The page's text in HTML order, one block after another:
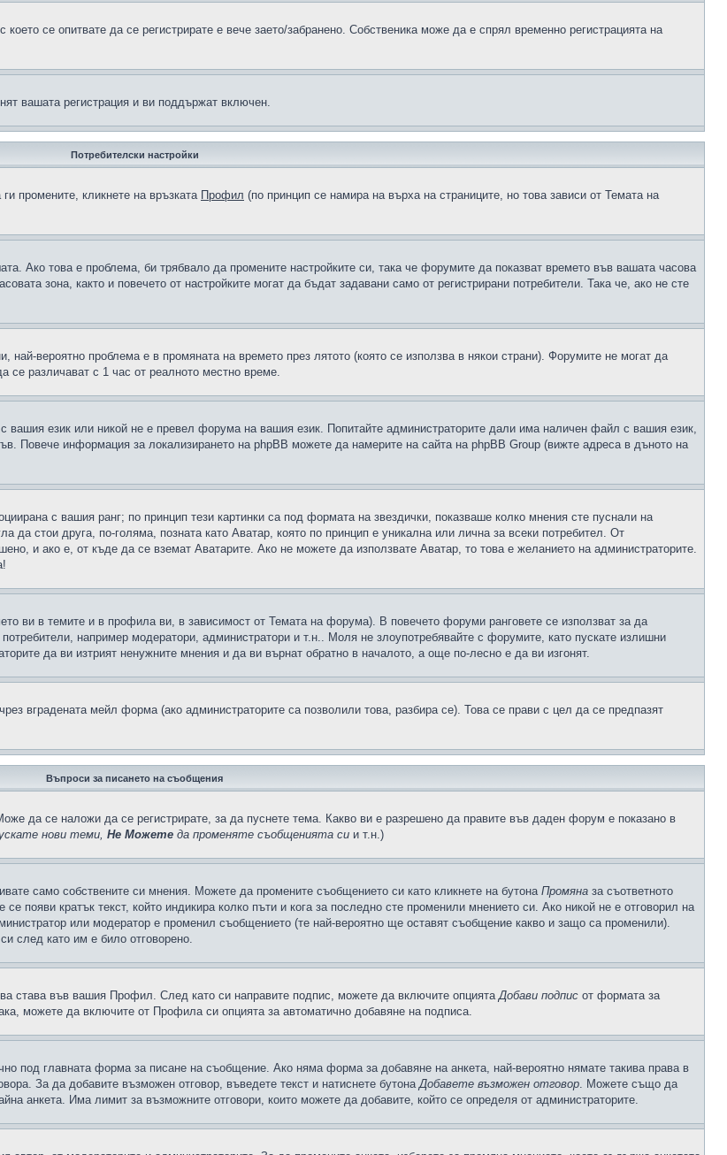
се опитвате да се регистрирате е вече заето/забранено. Собственика може да е спрял временно регистрацията на
вашата регистрация и ви поддържат включен.
Потребителски настройки
промените, кликнете на връзката Профил (по принцип се намира на върха на страниците, но това зависи от Темата на
Ако това е проблема, би трябвало да промените настройките си, така че форумите да показват времето във вашата часова
зона, както и повечето от настройките могат да бъдат задавани само от регистрирани потребители. Така че, ако не сте
най-вероятно проблема е в промяната на времето през лятото (която се използва в някои страни). Форумите не могат да
се различават с 1 час от реалното местно време.
вашия език или никой не е превел форума на вашия език. Попитайте администраторите дали има наличен файл с вашия език,
Повече информация за локализирането на phpBB можете да намерите на сайта на phpBB Group (вижте адреса в дъното на
с вашия ранг; по принцип тези картинки са под формата на звездички, показваше колко мнения сте пуснали на
стои друга, по-голяма, позната като Аватар, която по принцип е уникална или лична за всеки потребител. От
и ако е, от къде да се вземат Аватарите. Ако не можете да използвате Аватар, то това е желанието на администраторите.
ви в темите и в профила ви, в зависимост от Темата на форума). В повечето форуми ранговете се използват за да
например модератори, администратори и т.н.. Моля не злоупотребявайте с форумите, като пускате излишни
да ви изтрият ненужните мнения и да ви върнат обратно в началото, а още по-лесно е да ви изгонят.
вградената мейл форма (ако администраторите са позволили това, разбира се). Това се прави с цел да се предпазят
Въпроси за писането на съобщения
да се наложи да се регистрирате, за да пуснете тема. Какво ви е разрешено да правите във даден форум е показано в
нови теми, Не Можете да променяте съобщенията си и т.н.)
само собствените си мнения. Можете да промените съобщението си като кликнете на бутона Промяна за съответното
появи кратък текст, който индикира колко пъти и кога за последно сте променили мнението си. Ако никой не е отговорил на
или модератор е променил съобщението (те най-вероятно ще оставят съобщение какво и защо са променили).
след като им е било отговорено.
става във вашия Профил. След като си направите подпис, можете да включите опциятаДобави подпис от формата за
можете да включите от Профила си опцията за автоматично добавяне на подписа.
под главната форма за писане на съобщение. Ако няма форма за добавяне на анкета, най-вероятно нямате такива права в
За да добавите възможен отговор, въведете текст и натиснете бутонаДобавете възможен отговор. Можете също да
анкета. Има лимит за възможните отговори, които можете да добавите, който се определя от администраторите.